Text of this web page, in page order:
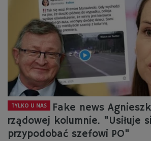
TYLKO U NAS
Fake news
rządowej kolumnie. "Usiłuje
przypodobać szefowi PO"